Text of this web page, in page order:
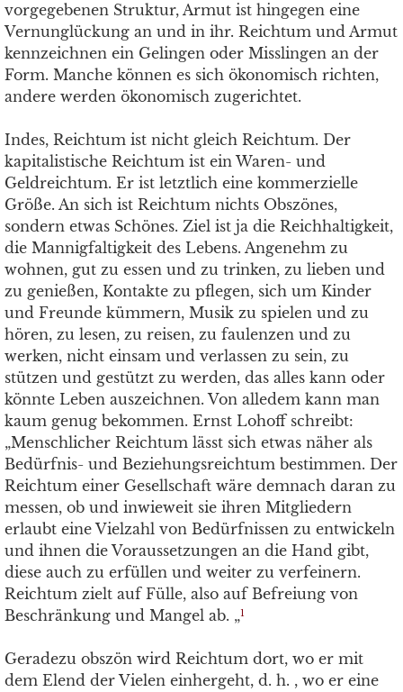
vorgegebenen Struktur, Armut ist hingegen eine
Vernunglückung an und in ihr. Reichtum und Armut
kennzeichnen ein Gelingen oder Misslingen an der
Form. Manche können es sich ökonomisch richten,
andere werden ökonomisch zugerichtet.
Indes, Reichtum ist nicht gleich Reichtum. Der
kapitalistische Reichtum ist ein Waren- und
Geldreichtum. Er ist letztlich eine kommerzielle
Größe. An sich ist Reichtum nichts Obszönes,
sondern etwas Schönes. Ziel ist ja die Reichhaltigkeit,
die Mannigfaltigkeit des Lebens. Angenehm zu
wohnen, gut zu essen und zu trinken, zu lieben und
zu genießen, Kontakte zu pflegen, sich um Kinder
und Freunde kümmern, Musik zu spielen und zu
hören, zu lesen, zu reisen, zu faulenzen und zu
werken, nicht einsam und verlassen zu sein, zu
stützen und gestützt zu werden, das alles kann oder
könnte Leben auszeichnen. Von alledem kann man
kaum genug bekommen. Ernst Lohoff schreibt:
„Menschlicher Reichtum lässt sich etwas näher als
Bedürfnis- und Beziehungsreichtum bestimmen. Der
Reichtum einer Gesellschaft wäre demnach daran zu
messen, ob und inwieweit sie ihren Mitgliedern
erlaubt eine Vielzahl von Bedürfnissen zu entwickeln
und ihnen die Voraussetzungen an die Hand gibt,
diese auch zu erfüllen und weiter zu verfeinern.
Reichtum zielt auf Fülle, also auf Befreiung von
Beschränkung und Mangel ab. „1
Geradezu obszön wird Reichtum dort, wo er mit
dem Elend der Vielen einhergeht, d. h. , wo er eine